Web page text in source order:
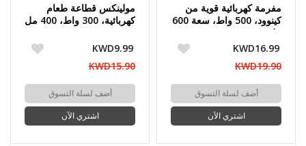
مفرمة كهربائية قوية من
كينوود، 500 واط، سعة 600
مل
KWD16.99
KWD19.90
أضف لسلة التسوق
اشتري الآن
مولينكس قطاعة طعام
كهربائية، 300 واط، 400 مل
KWD9.99
KWD15.90
أضف لسلة التسوق
اشتري الآن